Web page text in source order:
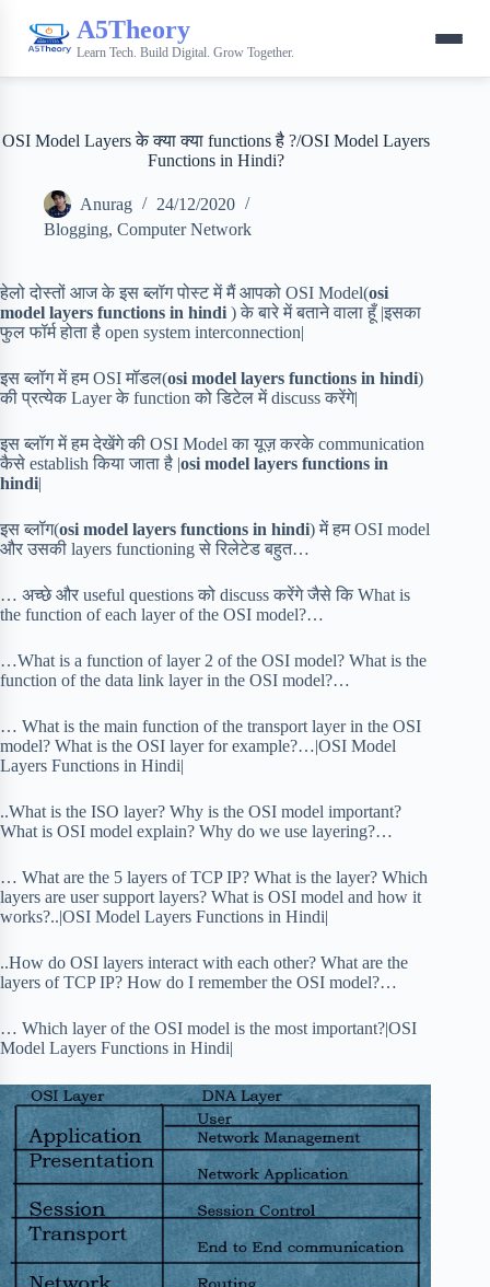
A5Theory
Learn Tech. Build Digital. Grow Together.
OSI Model Layers के क्या क्या functions है ?/OSI Model Layers
Functions in Hindi?
Anurag
24/12/2020
Blogging, Computer Network
हेलो दोस्तों आज के इस ब्लॉग पोस्ट में मैं आपको OSI Model(osi
model layers functions in hindi ) के बारे में बताने वाला हूँ |इसका
फुल फॉर्म होता है open system interconnection|
इस ब्लॉग में हम OSI मॉडल(osi model layers functions in hindi)
की प्रत्येक Layer के function को डिटेल में discuss करेंगे|
इस ब्लॉग में हम देखेंगे की OSI Model का यूज़ करके communication
कैसे establish किया जाता है |osi model layers functions in
hindi|
इस ब्लॉग(osi model layers functions in hindi) में हम OSI model
और उसकी layers functioning से रिलेटेड बहुत…
… अच्छे और useful questions को discuss करेंगे जैसे कि What is
the function of each layer of the OSI model?…
…What is a function of layer 2 of the OSI model? What is the
function of the data link layer in the OSI model?…
… What is the main function of the transport layer in the OSI
model? What is the OSI layer for example?…|OSI Model
Layers Functions in Hindi|
..What is the ISO layer? Why is the OSI model important?
What is OSI model explain? Why do we use layering?…
… What are the 5 layers of TCP IP? What is the layer? Which
layers are user support layers? What is OSI model and how it
works?..|OSI Model Layers Functions in Hindi|
..How do OSI layers interact with each other? What are the
layers of TCP IP? How do I remember the OSI model?…
… Which layer of the OSI model is the most important?|OSI
Model Layers Functions in Hindi|